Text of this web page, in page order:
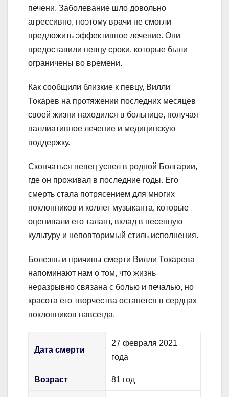
печени. Заболевание шло довольно
агрессивно, поэтому врачи не смогли
предложить эффективное лечение. Они
предоставили певцу сроки, которые были
ограничены во времени.
Как сообщили близкие к певцу, Вилли
Токарев на протяжении последних месяцев
своей жизни находился в больнице, получая
паллиативное лечение и медицинскую
поддержку.
Скончаться певец успел в родной Болгарии,
где он проживал в последние годы. Его
смерть стала потрясением для многих
поклонников и коллег музыканта, которые
оценивали его талант, вклад в песенную
культуру и неповторимый стиль исполнения.
Болезнь и причины смерти Вилли Токарева
напоминают нам о том, что жизнь
неразрывно связана с болью и печалью, но
красота его творчества останется в сердцах
поклонников навсегда.
Дата смерти
27 февраля 2021
года
Возраст 81 год